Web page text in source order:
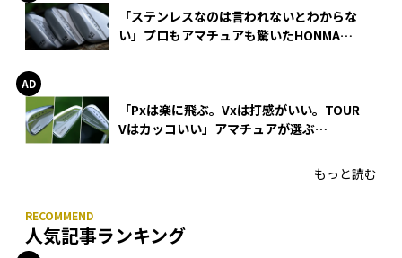
「ステンレスなのは言われないとわからな
い」プロもアマチュアも驚いたHONMA
「Pxは楽に飛ぶ。Vxは打感がいい。TOUR
Vはカッコいい」アマチュアが選ぶ
もっと読む
人気記事ランキング